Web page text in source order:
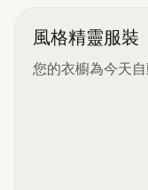
風格精靈服裝
您的衣櫥為今天